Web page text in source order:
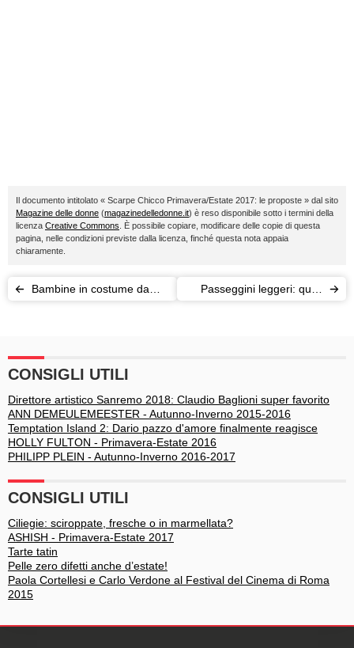
Il documento intitolato « Scarpe Chicco Primavera/Estate 2017: le proposte » dal sito
Magazine delle donne (magazinedelledonne.it) è reso disponibile sotto i termini della
licenza Creative Commons . È possibile copiare, modificare delle copie di questa
pagina, nelle condizioni previste dalla licenza, finché questa nota appaia
chiaramente.
Bambine in costume da
Passeggini leggeri: quali
CONSIGLI UTILI
Direttore artistico Sanremo 2018: Claudio Baglioni super favorito
ANN DEMEULEMEESTER - Autunno-Inverno 2015-2016
Temptation Island 2: Dario pazzo d'amore finalmente reagisce
HOLLY FULTON - Primavera-Estate 2016
PHILIPP PLEIN - Autunno-Inverno 2016-2017
CONSIGLI UTILI
Ciliegie: sciroppate, fresche o in marmellata?
ASHISH - Primavera-Estate 2017
Tarte tatin
Pelle zero difetti anche d’estate!
Paola Cortellesi e Carlo Verdone al Festival del Cinema di Roma
2015